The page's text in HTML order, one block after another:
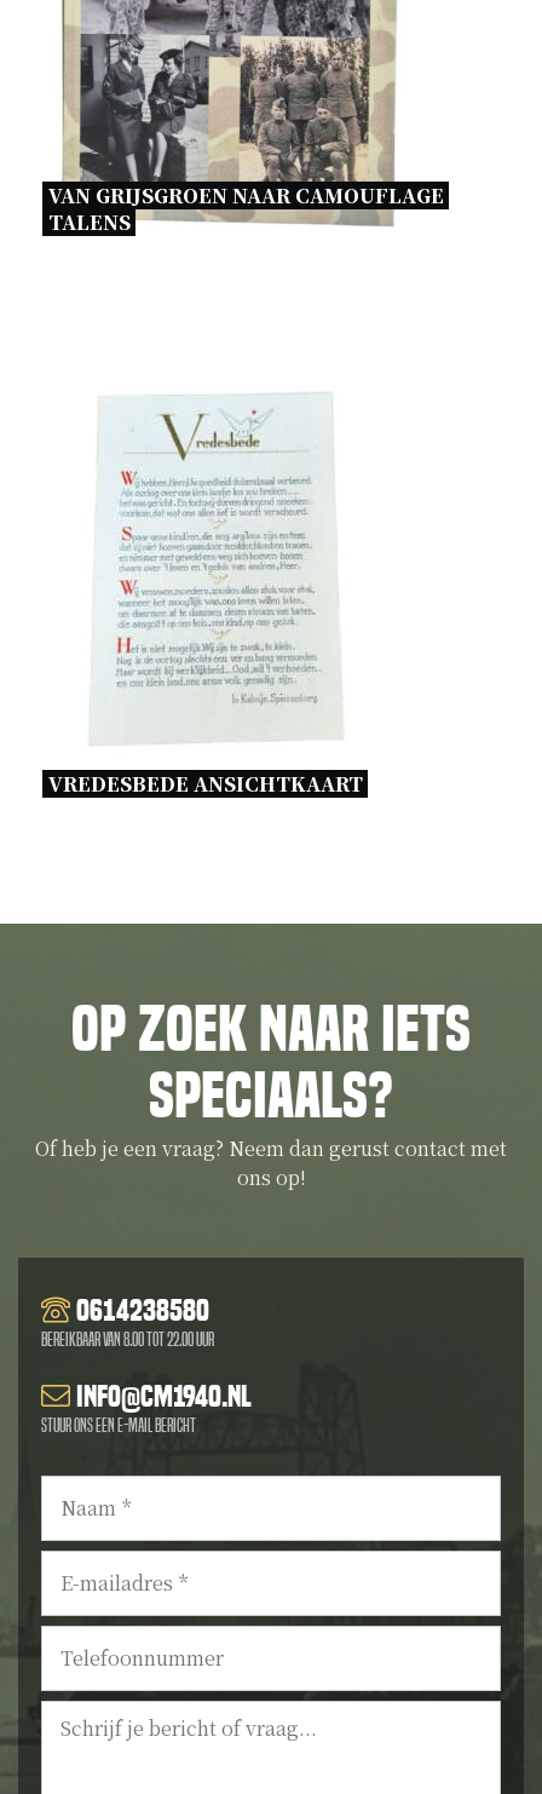
VAN GRIJSGROEN NAAR CAMOUFLAGE
TALENS
VREDESBEDE ANSICHTKAART
Op zoek naar iets
speciaals?
Of heb je een vraag? Neem dan gerust contact met
ons op!
0614238580
Bereikbaar van 8.00 tot 22.00 uur
info@cm1940.nl
Stuur ons een e-mail bericht
Naam *
E-
mailadres *
Telefoonnummer
Bericht